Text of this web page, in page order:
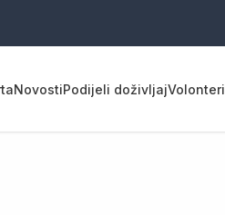
NovostiPodijeli doživljajVolonteri